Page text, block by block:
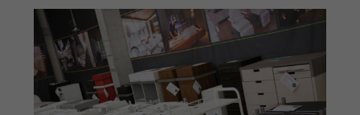
Inhalte von Videoplattformen und Social-Media-Plattformen werden
standardmäßig blockiert. Wenn Cookies von externen Medien akzeptiert
werden, bedarf der Zugriff auf diese Inhalte keiner manuellen
Einwilligung mehr.
Cookie-Informationen anzeigen
Datenschutzerklärung Impressum